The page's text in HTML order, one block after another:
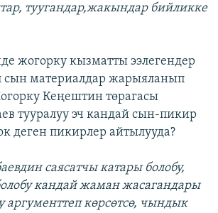
туугандар,жакындар бийликке
жогорку кызматты ээлегендер
сын материалдар жарыяланып
Кеңештин төрагасы
тууралуу эч кандай сын-пикир
деген пикирлер айтылууда?
саясатчы катары болобу,
кандай жаман жасагандары
аргументтеп көрсөтсө, чындык